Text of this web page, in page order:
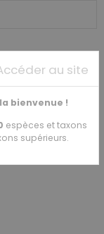
au site
bienvenue !
espèces et taxons
supérieurs.